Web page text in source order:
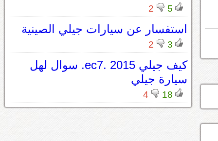
5
2
استفسار عن سيارات جيلي الصينية
3
2
كيف جيلي ec7. 2015. سوال لهل
سيارة جيلي
18
4